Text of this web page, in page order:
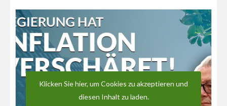
Klicken Sie hier, um Cookies zu akzeptieren und
diesen Inhalt zu laden.